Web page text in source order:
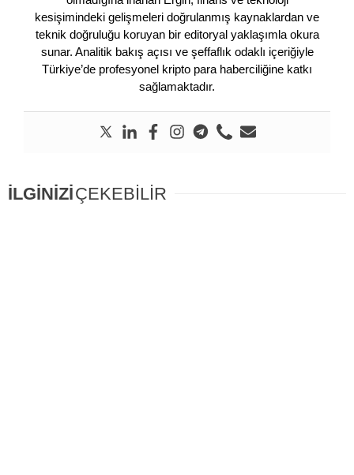
kesişimindeki gelişmeleri doğrulanmış kaynaklardan ve
teknik doğruluğu koruyan bir editoryal yaklaşımla okura
sunar. Analitik bakış açısı ve şeffaflık odaklı içeriğiyle
Türkiye’de profesyonel kripto para haberciliğine katkı
sağlamaktadır.
İLGİNİZİÇEKEBİLİR